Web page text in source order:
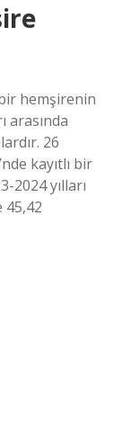
hemşirenin
arasında
26
kayıtlı bir
2024 yılları
45,42